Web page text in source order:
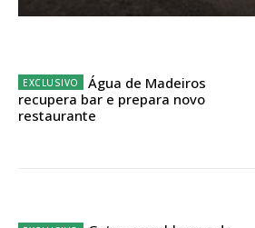
Acesso aos conteúdos
Escolha o plano
Água de Madeiros
recupera bar e prepara novo
restaurante